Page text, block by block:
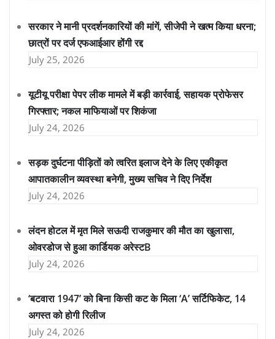
सरकार ने मानी प्रदर्शनकारियों की मांगें, सीजेपी ने खत्म किया धरना;
छात्रों पर दर्ज एफआईआर होंगी रद्द
July 25, 2026
यूटीयू परीक्षा पेपर लीक मामले में बड़ी कार्रवाई, सहायक प्रोफेसर
गिरफ्तार; नकल माफियाओं पर शिकंजा
July 24, 2026
सड़क दुर्घटना पीड़ितों को त्वरित इलाज देने के लिए एकीकृत
आपातकालीन व्यवस्था बनेगी, मुख्य सचिव ने दिए निर्देश
July 24, 2026
लंदन होटल में मृत मिले सऊदी राजकुमार की मौत का खुलासा,
ओवरडोज से हुआ कार्डियक अरेस्टB
July 24, 2026
‘बटवारा 1947’ को बिना किसी कट के मिला ‘A’ सर्टिफिकेट, 14
अगस्त को होगी रिलीज
July 24, 2026